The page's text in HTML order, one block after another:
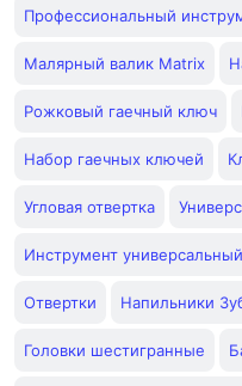
Профессиональный
Малярный валик Matrix
Рожковый гаечный ключ
Набор гаечных ключей
Угловая отвертка
Инструмент универсальный
Отвертки Напильники
Головки шестигранные